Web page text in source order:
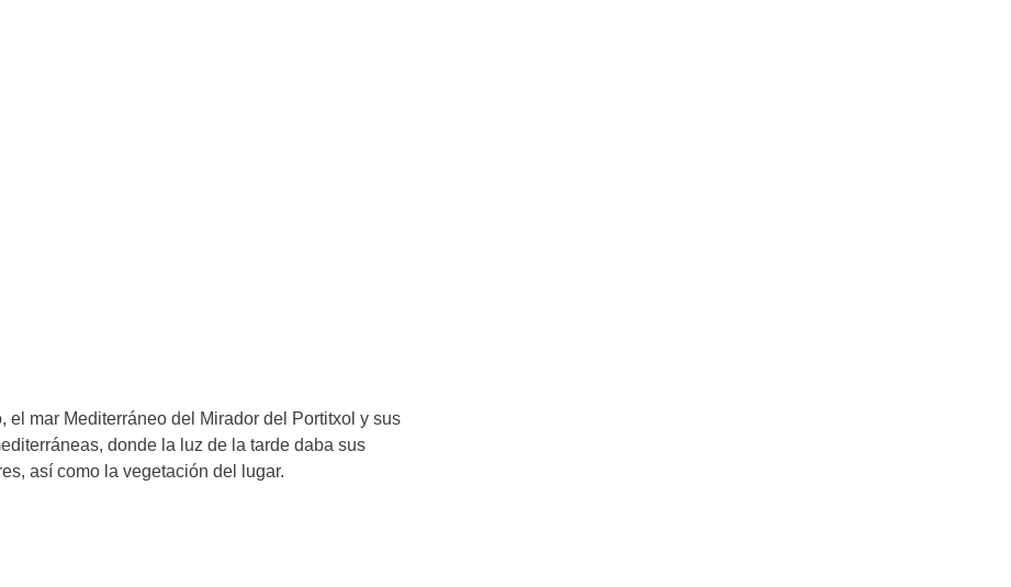
el mar Mediterráneo del Mirador del Portitxol y sus
donde la luz de la tarde daba sus
así como la vegetación del lugar.